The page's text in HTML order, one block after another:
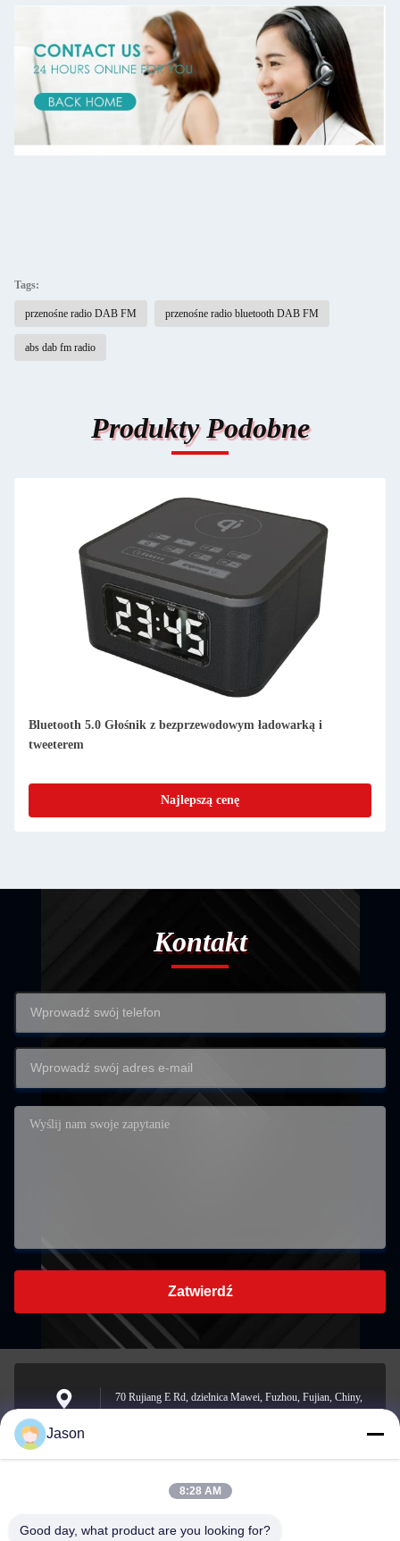
Tags:
przenośne radio DAB FM przenośne radio bluetooth DAB FM
abs dab fm radio
Produkty Podobne
Wyświetlacz TFT DAB FM Radio Portable Home DAB FM
Internet Radio Niski hałas
Najlepszą cenę
Kontakt
Zatwierdź
70 Rujiang E Rd, dzielnica Mawei, Fuzhou, Fujian, Chiny,
Jason
8:28 AM
Good day, what product are you looking for?